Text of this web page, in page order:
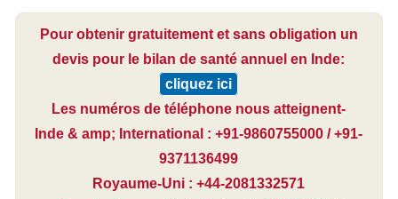
Pour obtenir gratuitement et sans obligation un
devis pour le bilan de santé annuel en Inde:
cliquez ici
Les numéros de téléphone nous atteignent-
Inde & amp; International : +91-9860755000 / +91-
9371136499
Royaume-Uni : +44-2081332571